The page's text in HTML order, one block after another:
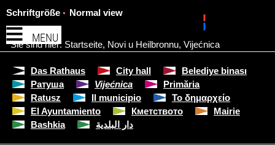
MENU
Schriftgröße Normal view
Sie sind hier: Startseite, Novi u Heilbronnu, Vijećnica
Das Rathaus City hall
Belediye binası
Ратуша
Vijećnica
Primăria
Ratusz
Il municipio
Το δημαρχείο
El Ayuntamiento
Кметството
Mairie
Bashkia
دار البلدية